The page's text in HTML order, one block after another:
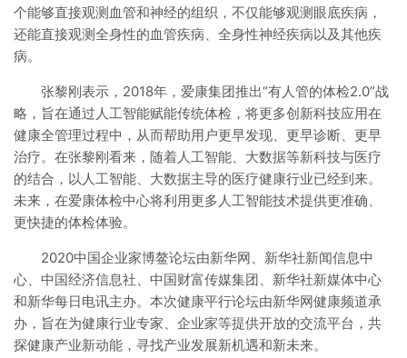
个能够直接观测血管和神经的组织，不仅能够观测眼底疾病，
还能直接观测全身性的血管疾病、全身性神经疾病以及其他疾
病。
张黎刚表示，2018年，爱康集团推出“有人管的体检2.0”战
略，旨在通过人工智能赋能传统体检，将更多创新科技应用在
健康全管理过程中，从而帮助用户更早发现、更早诊断、更早
治疗。在张黎刚看来，随着人工智能、大数据等新科技与医疗
的结合，以人工智能、大数据主导的医疗健康行业已经到来。
未来，在爱康体检中心将利用更多人工智能技术提供更准确、
更快捷的体检体验。
2020中国企业家博鳌论坛由新华网、新华社新闻信息中
心、中国经济信息社、中国财富传媒集团、新华社新媒体中心
和新华每日电讯主办。本次健康平行论坛由新华网健康频道承
办，旨在为健康行业专家、企业家等提供开放的交流平台，共
探健康产业新动能，寻找产业发展新机遇和新未来。